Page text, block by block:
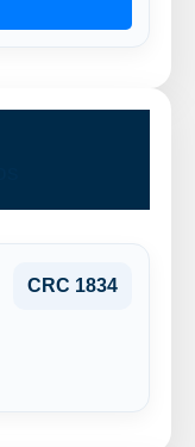
CRC 1834